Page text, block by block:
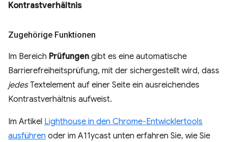
Kontrastverhältnis
Zugehörige Funktionen
Im Bereich Prüfungen gibt es eine automatische
Barrierefreiheitsprüfung, mit der sichergestellt wird, dass
jedesTextelement auf einer Seite ein ausreichendes
Kontrastverhältnis aufweist.
Im Artikel Lighthouse in den Chrome-Entwicklertools
ausführen oder im A11ycast unten erfahren Sie, wie Sie